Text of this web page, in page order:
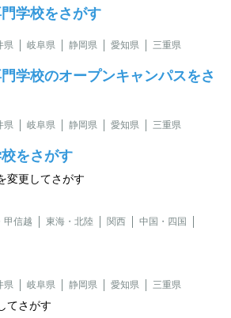
学校をさがす
県 岐阜県 静岡県 愛知県 三重県
学校のオープンキャンパスをさ
県 岐阜県 静岡県 愛知県 三重県
をさがす
変更してさがす
甲信越 東海・北陸 関西
中国・四国
県 岐阜県 静岡県 愛知県 三重県
てさがす